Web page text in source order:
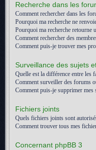
Recherche dans les
Comment rechercher dans les
Pourquoi ma recherche ne
Pourquoi ma recherche retourne
Comment rechercher des
Comment puis-je trouver mes
Surveillance des sujets
Quelle est la différence entre les
Comment surveiller des forums
Comment puis-je supprimer mes
Fichiers joints
Quels fichiers joints sont
Comment trouver tous mes
Concernant phpBB 3